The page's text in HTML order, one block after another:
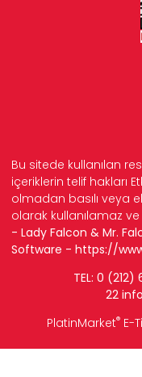
Bu sitede kullanılan
içeriklerin telif hakları
olmadan basılı veya
olarak kullanılamaz
- Lady Falcon & Mr.
Software - https://
TEL: 0 (212)
22 info
PlatinMarket® E-